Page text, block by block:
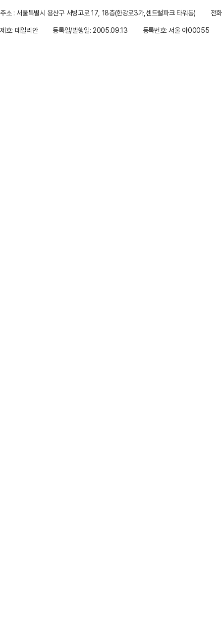
주소 : 서울특별시 용산구 서빙고로 17, 18층(한강로3가,센트럴파크 타워동)
전
제호: 데일리안
등록일/발행일: 2005.09.13 등록번호: 서울 아00055